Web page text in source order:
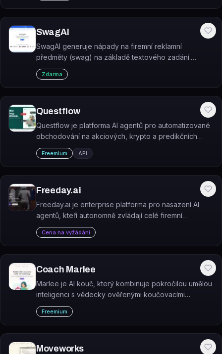
SwagAI
SwagAI generuje nápady na firemní reklamní
předměty (swag) na základě textového zadání.
Pomáhá zjednodušit plánování branded merchandise
pomocí AI.
Zdarma
Questflow
Questflow je platforma AI agentů pro automatizované
obchodování na akciových, krypto a predikčních
trzích.
Freemium API
Freeday.ai
Freeday.ai je enterprise platforma pro nasazení AI
agentů, kteří autonomně zvládají celé firemní
workflows – od zákaznického servisu po zpracování
faktur.
Cena na vyžádání
Coach Marlee
Marlee je AI kouč, který kombinuje pokročilou umělou
inteligenci s vědecky ověřenými koučovacími
metodami a pomáhá jednotlivcům dosahovat
osobních i pracovních cílů.
Freemium
Moveworks